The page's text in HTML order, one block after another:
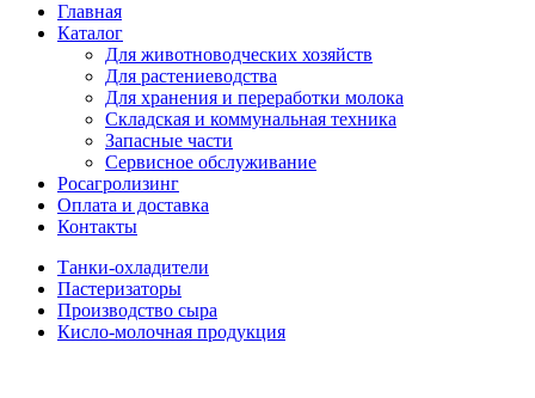
Главная
Каталог
Для животноводческих хозяйств
Для растениеводства
Для хранения и переработки молока
Складская и коммунальная техника
Запасные части
Cервисное обслуживание
Росагролизинг
Оплата и доставка
Контакты
Танки-охладители
Пастеризаторы
Производство сыра
Кисло-молочная продукция